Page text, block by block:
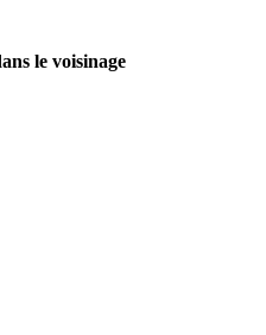
le voisinage